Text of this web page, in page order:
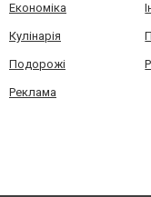
Економіка
Кулінарія
Подорожі
Реклама